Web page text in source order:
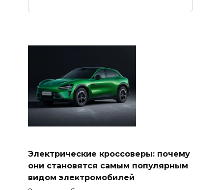
Электрические кроссоверы: почему
они становятся самым популярным
видом электромобилей